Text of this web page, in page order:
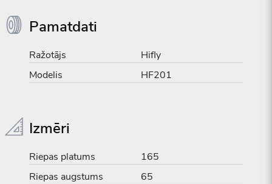
Pamatdati
Ražotājs
Hifly
Modelis
HF201
Izmēri
Riepas platums
165
Riepas augstums
65